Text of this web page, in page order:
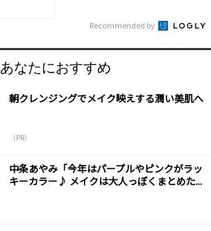
Recommended by
あなたにおすすめ
朝クレンジングでメイク映えする潤い美肌へ
（PR）
中条あやみ「今年はパープルやピンクがラッ
キーカラー♪ メイクは大人っぽくまとめた...